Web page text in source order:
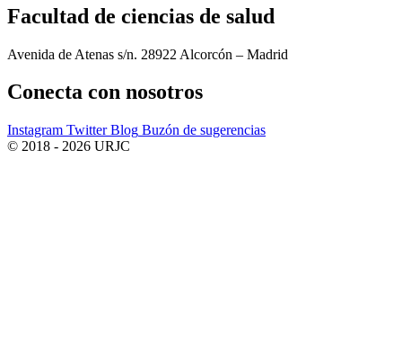
Facultad de ciencias de salud
Avenida de Atenas s/n. 28922 Alcorcón – Madrid
Conecta con nosotros
Instagram Twitter Blog Buzón de sugerencias
© 2018 - 2026 URJC